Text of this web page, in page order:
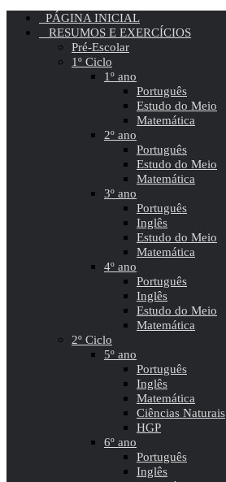
PÁGINA INICIAL
RESUMOS E EXERCÍCIOS
Pré-Escolar
1º Ciclo
1º ano
Português
Estudo do Meio
Matemática
2º ano
Português
Estudo do Meio
Matemática
3º ano
Português
Inglês
Estudo do Meio
Matemática
4º ano
Português
Inglês
Estudo do Meio
Matemática
2º Ciclo
5º ano
Português
Inglês
Matemática
Ciências Naturais
HGP
6º ano
Português
Inglês